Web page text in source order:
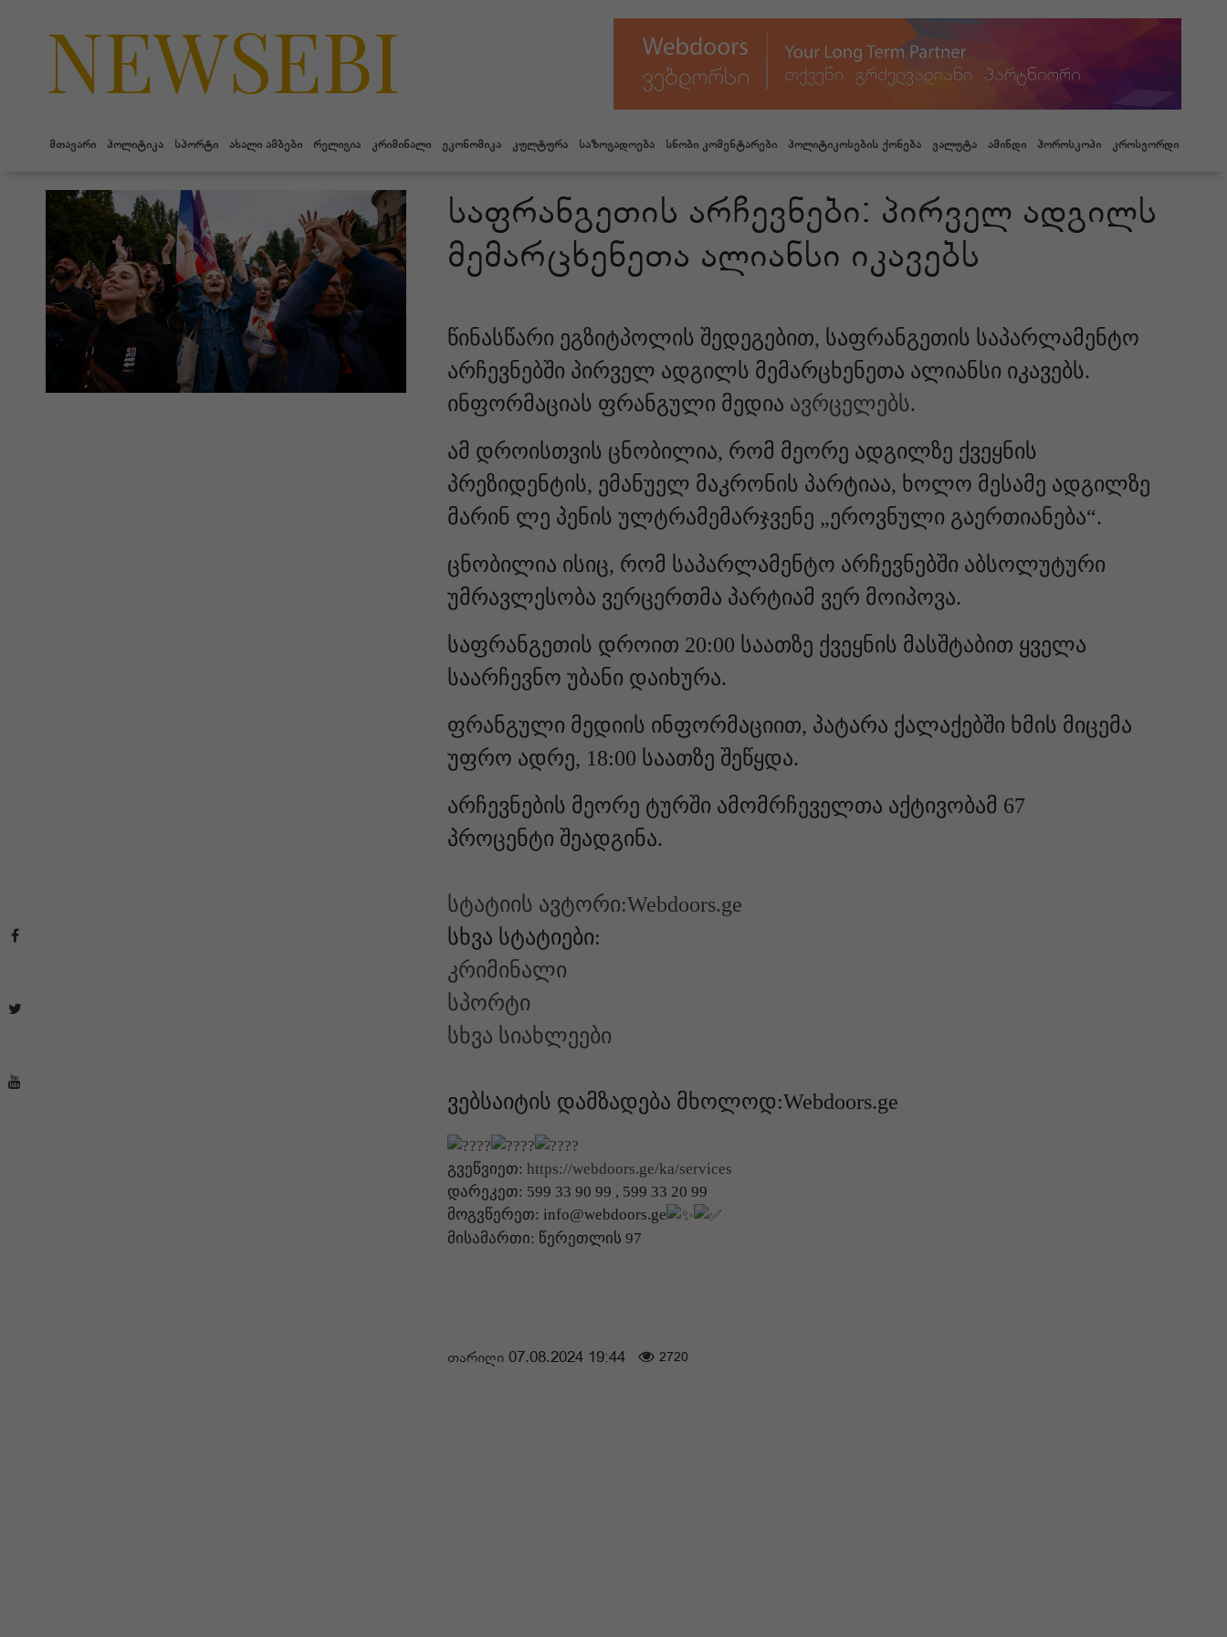
NEWSEBI
მთავარი პოლიტიკა სპორტი ახალი ამბები რელიგია კრიმინალი ეკონომიკა კულტურა საზოგადოება სნობი კომენტარები პოლიტიკოსების ქონება ვალუტა ამინდი ჰოროსკოპი კროსვორდი
საფრანგეთის არჩევნები: პირველ ადგილს
მემარცხენეთა ალიანსი იკავებს
წინასწარი ეგზიტპოლის შედეგებით, საფრანგეთის საპარლამენტო
არჩევნებში პირველ ადგილს მემარცხენეთა ალიანსი იკავებს.
ინფორმაციას ფრანგული მედია ავრცელებს.
ამ დროისთვის ცნობილია, რომ მეორე ადგილზე ქვეყნის
პრეზიდენტის, ემანუელ მაკრონის პარტიაა, ხოლო მესამე ადგილზე
მარინ ლე პენის ულტრამემარჯვენე „ეროვნული გაერთიანება“.
ცნობილია ისიც, რომ საპარლამენტო არჩევნებში აბსოლუტური
უმრავლესობა ვერცერთმა პარტიამ ვერ მოიპოვა.
საფრანგეთის დროით 20:00 საათზე ქვეყნის მასშტაბით ყველა
საარჩევნო უბანი დაიხურა.
ფრანგული მედიის ინფორმაციით, პატარა ქალაქებში ხმის მიცემა
უფრო ადრე, 18:00 საათზე შეწყდა.
არჩევნების მეორე ტურში ამომრჩეველთა აქტივობამ 67
პროცენტი შეადგინა.
სტატიის ავტორი:Webdoors.ge
სხვა სტატიები:
კრიმინალი
სპორტი
სხვა სიახლეები
ვებსაიტის დამზადება მხოლოდ:Webdoors.ge
გვეწვიეთ: https://webdoors.ge/ka/services
დარეკეთ: 599 33 90 99 , 599 33 20 99
მოგვწერეთ: info@webdoors.ge
მისამართი: წერეთლის 97
თარიღი 07.08.2024 19:44 2720